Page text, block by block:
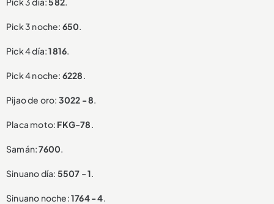
Pick 3 noche: 650.
Pick 4 día:1816.
Pick 4 noche: 6228.
Pijao de oro: 3022 - 8.
Placa moto: FKG-78.
Samán:7600.
Sinuano día: 5507 - 1.
Sinuano noche:1764 - 4.